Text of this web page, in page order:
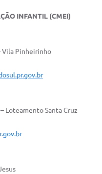
INFANTIL (CMEI)
Vila Pinheirinho
Loteamento Santa Cruz